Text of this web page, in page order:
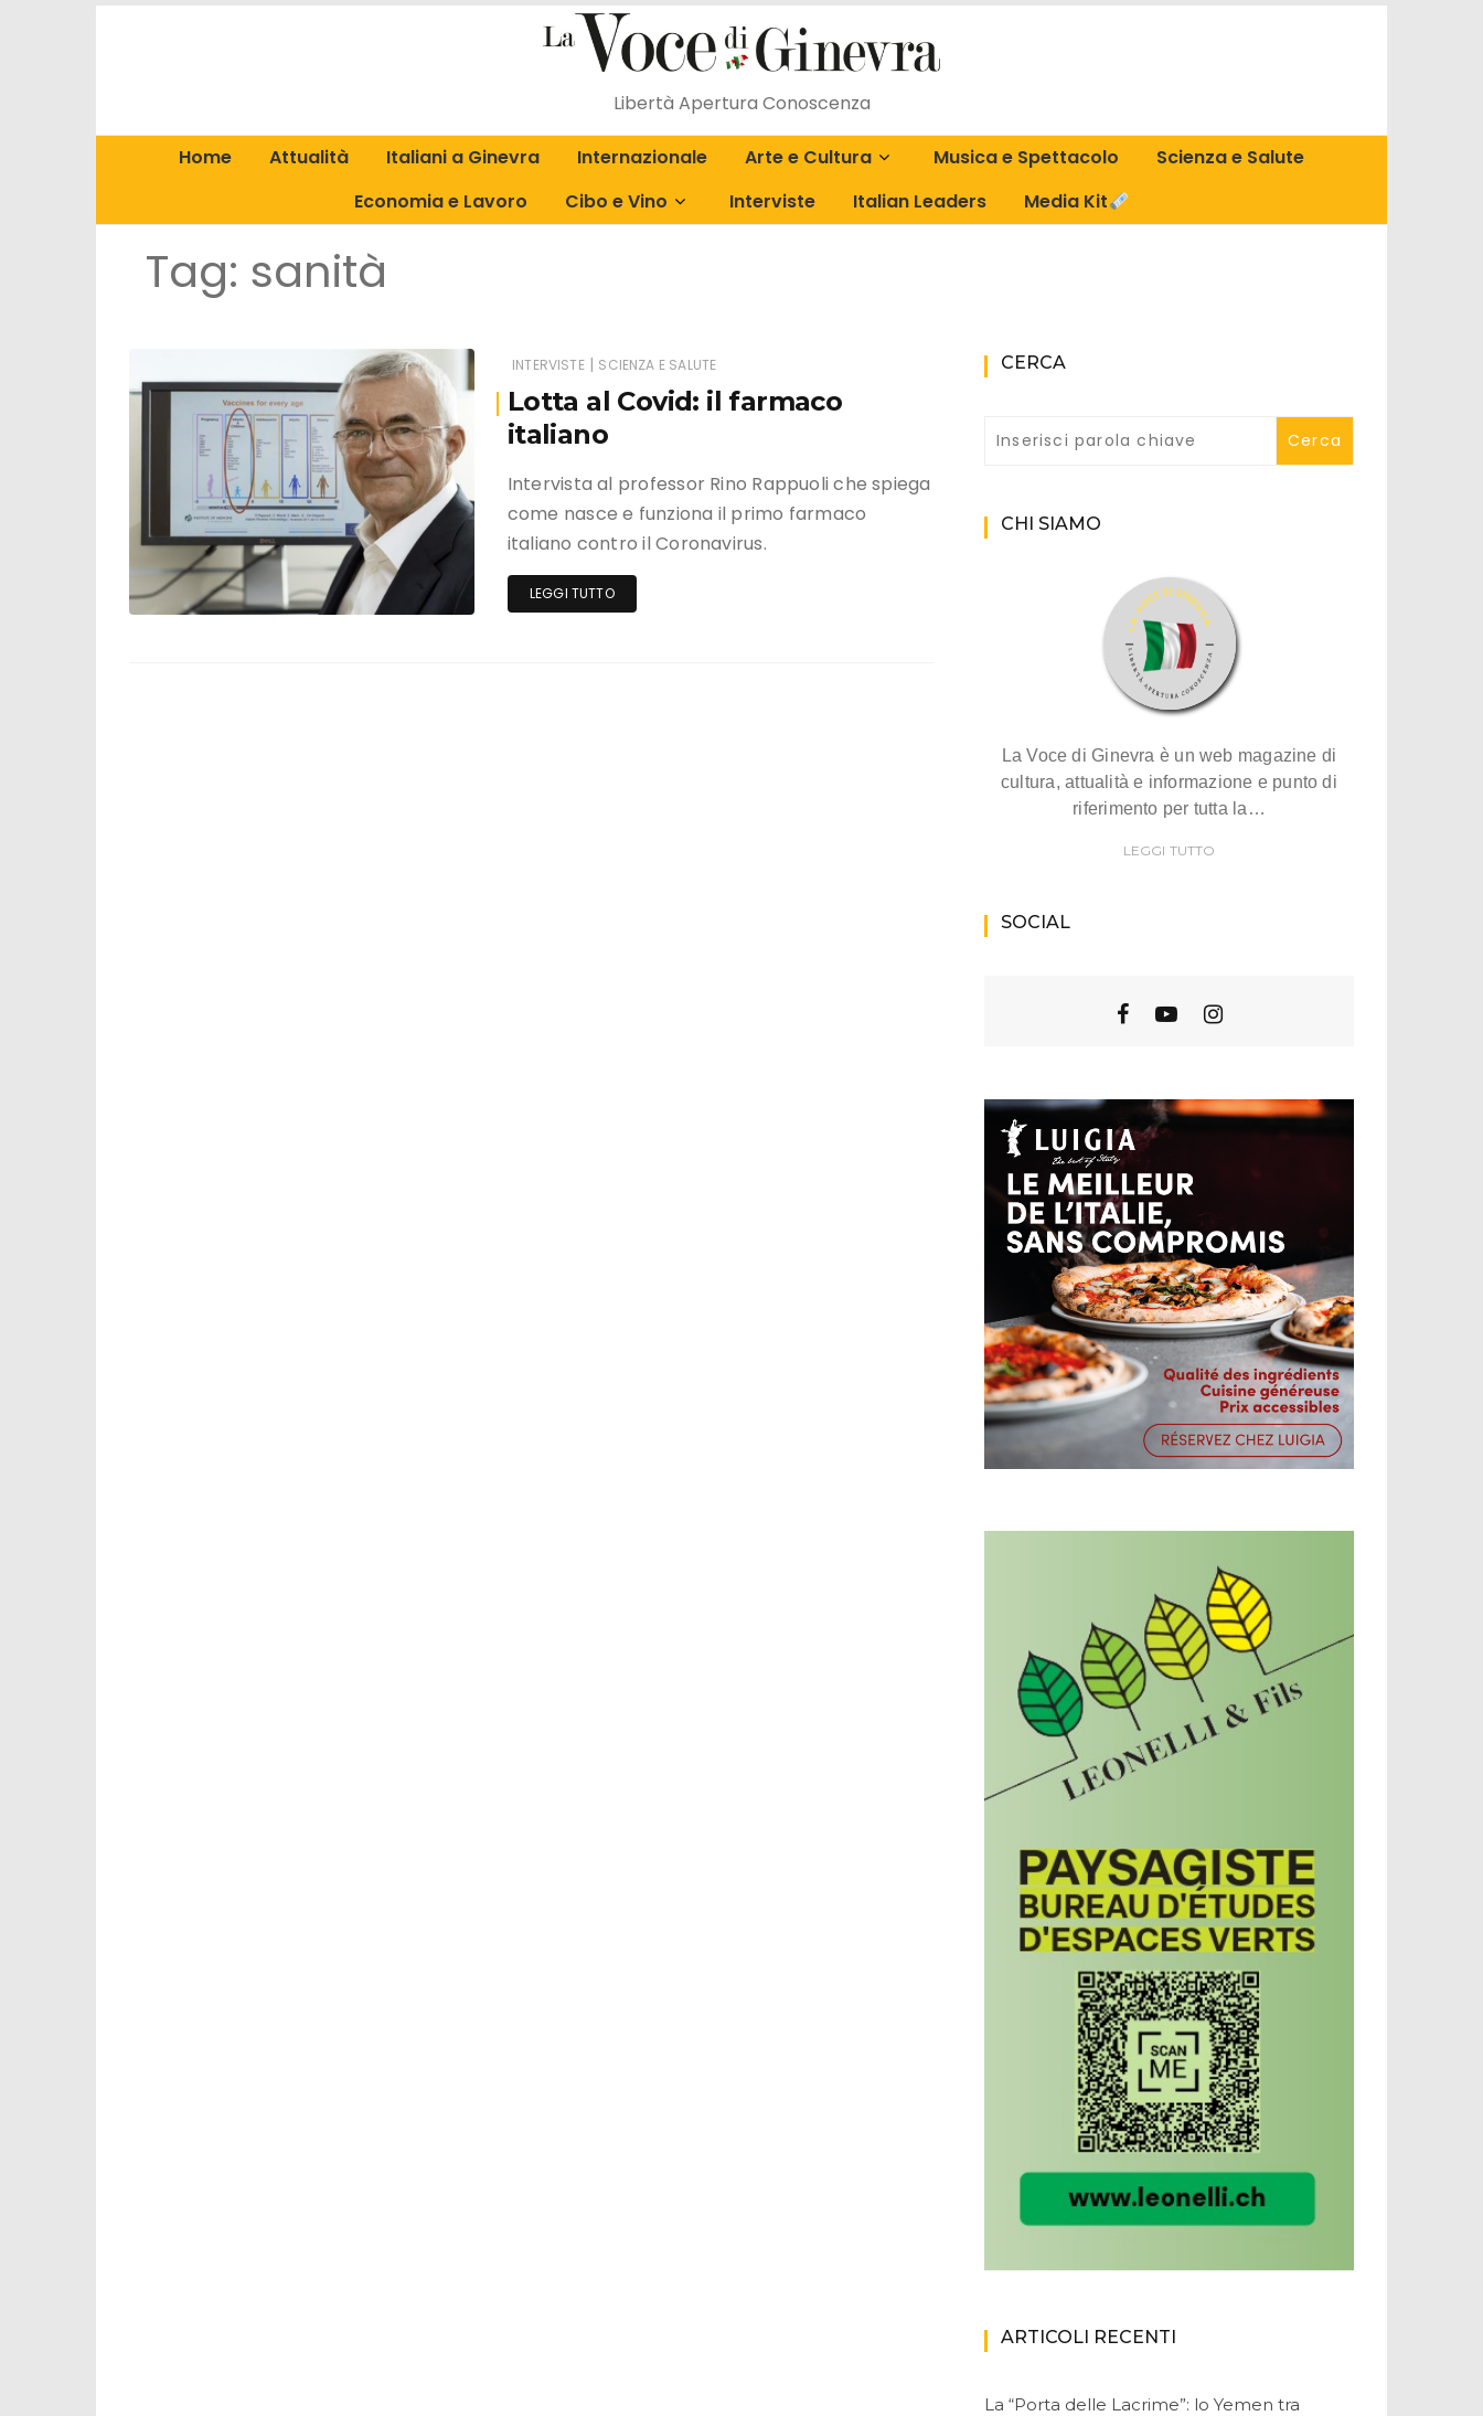
Libertà Apertura Conoscenza
Home Attualità Italiani a Ginevra Internazionale
Arte e Cultura
La Fabrique de Dante
Musica e Spettacolo
Scienza e Salute
Economia e Lavoro
Cibo e Vino
Interviste Italian Leaders Media Kit
Tag: sanità
INTERVISTE | SCIENZA E SALUTE
Lotta al Covid: il farmaco
italiano
Intervista al professor Rino Rappuoli che spiega
come nasce e funziona il primo farmaco
italiano contro il Coronavirus.
LEGGI TUTTO
CERCA
CHI SIAMO
La Voce di Ginevra è un web magazine di
cultura, attualità e informazione e punto di
riferimento per tutta la…
LEGGI TUTTO
SOCIAL
ARTICOLI RECENTI
La “Porta delle Lacrime”: lo Yemen tra